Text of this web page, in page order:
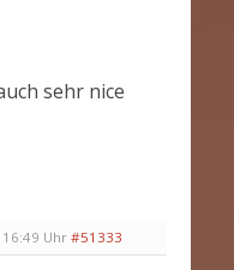
sehr nice
Uhr #51333